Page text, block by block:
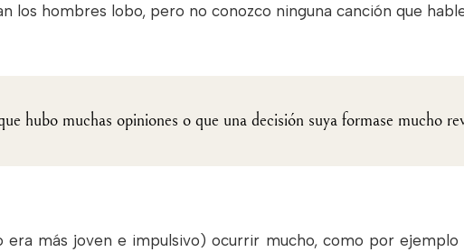
los hombres lobo, pero no conozco ninguna canción que
hubo muchas opiniones o que una decisión suya formase mucho
era más joven e impulsivo) ocurrir mucho, como por ejemplo